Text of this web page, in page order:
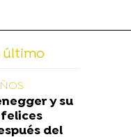
último
y su
felices
del